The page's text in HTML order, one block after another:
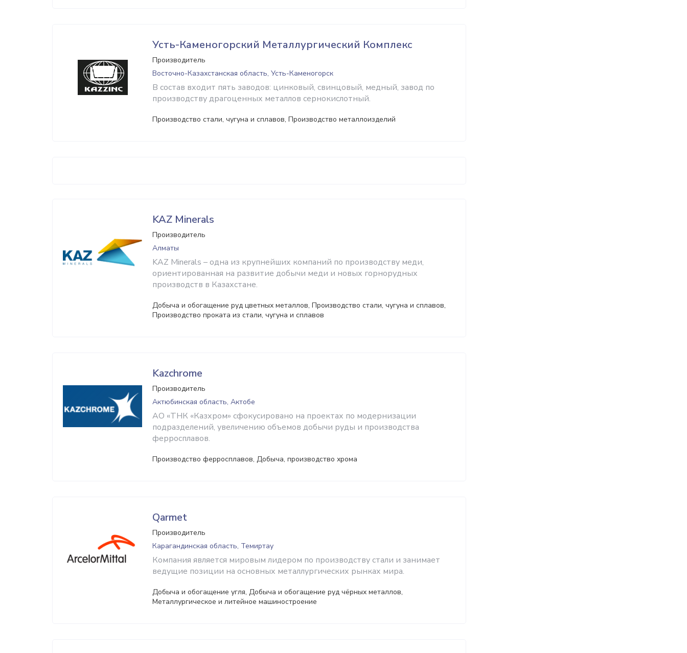
Усть-Каменогорский Металлургический Комплекс
Производитель
Восточно-Казахстанская область, Усть-Каменогорск
В состав входит пять заводов: цинковый, свинцовый, медный, завод по
производству драгоценных металлов сернокислотный.
Производство стали, чугуна и сплавов, Производство металлоизделий
KAZ Minerals
Производитель
Алматы
KAZ Minerals – одна из крупнейших компаний по производству меди,
ориентированная на развитие добычи меди и новых горнорудных
производств в Казахстане.
Добыча и обогащение руд цветных металлов, Производство стали, чугуна и сплавов,
Производство проката из стали, чугуна и сплавов
Kazchrome
Производитель
Актюбинская область, Актобе
АО «ТНК «Казхром» сфокусировано на проектах по модернизации
подразделений, увеличению объемов добычи руды и производства
ферросплавов.
Производство ферросплавов, Добыча, производство хрома
Qarmet
Производитель
Карагандинская область, Темиртау
Компания является мировым лидером по производству стали и занимает
ведущие позиции на основных металлургических рынках мира.
Добыча и обогащение угля, Добыча и обогащение руд чёрных металлов,
Металлургическое и литейное машиностроение